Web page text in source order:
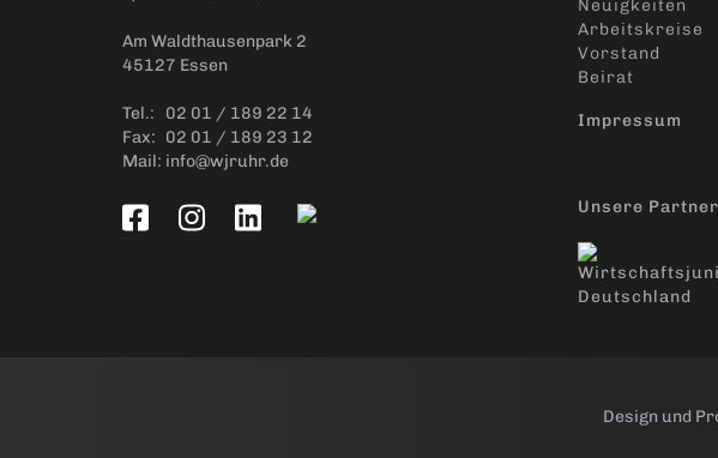
Am Waldthausenpark 2
45127 Essen
Tel.:
02 01 / 189 22 14
Fax: 02 01 / 189 23 12
Mail: info@wjruhr.de
Neuigkeiten
Arbeitskreise
Vorstand
Beirat
Impressum
Unsere Partner
Design und